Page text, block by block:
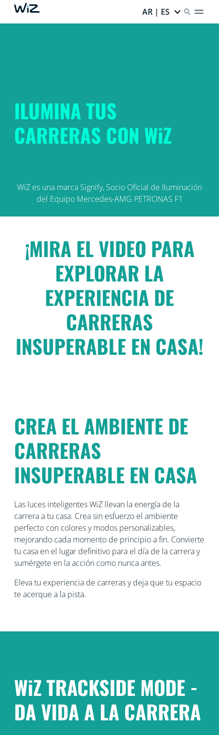
AR | ES
ILUMINA TUS
CARRERAS CON WiZ
WiZ es una marca Signify, Socio Oficial de Iluminación
del Equipo Mercedes-AMG PETRONAS F1
¡MIRA EL VIDEO PARA
EXPLORAR LA
EXPERIENCIA DE
CARRERAS
INSUPERABLE EN CASA!
CREA EL AMBIENTE DE
CARRERAS
INSUPERABLE EN CASA
Las luces inteligentes WiZ llevan la energía de la
carrera a tu casa. Crea sin esfuerzo el ambiente
perfecto con colores y modos personalizables,
mejorando cada momento de principio a fin. Convierte
tu casa en el lugar definitivo para el día de la carrera y
sumérgete en la acción como nunca antes.
Eleva tu experiencia de carreras y deja que tu espacio
te acerque a la pista.
WiZ TRACKSIDE MODE -
DA VIDA A LA CARRERA